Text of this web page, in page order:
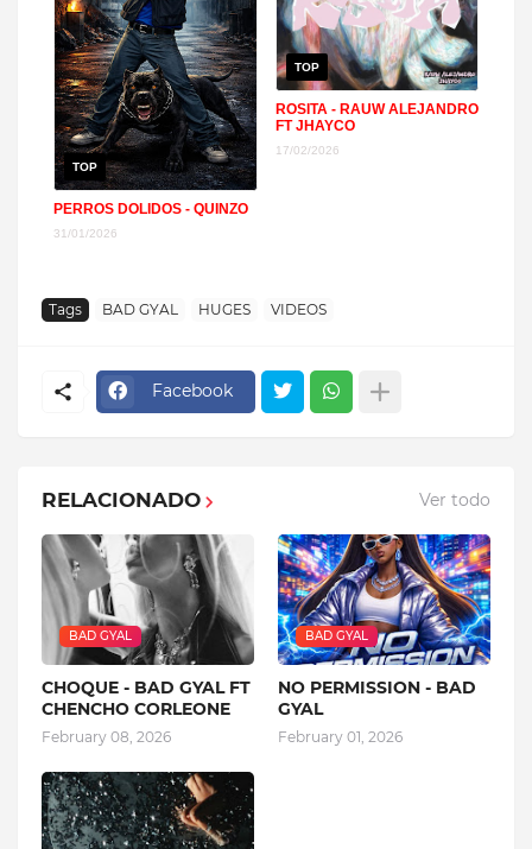
TOP
PERROS DOLIDOS - QUINZO
31/01/2026
TOP
ROSITA - RAUW ALEJANDRO
FT JHAYCO
17/02/2026
Tags BAD GYAL HUGES VIDEOS
Facebook
RELACIONADO Ver todo
BAD GYAL
CHOQUE - BAD GYAL FT
CHENCHO CORLEONE
February 08, 2026
BAD GYAL
NO PERMISSION - BAD
GYAL
February 01, 2026